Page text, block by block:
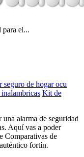
el...
seguro de hogar ocu
Kit de
alarma de seguridad
Aquí vas a poder
Comparativas de
fortín.